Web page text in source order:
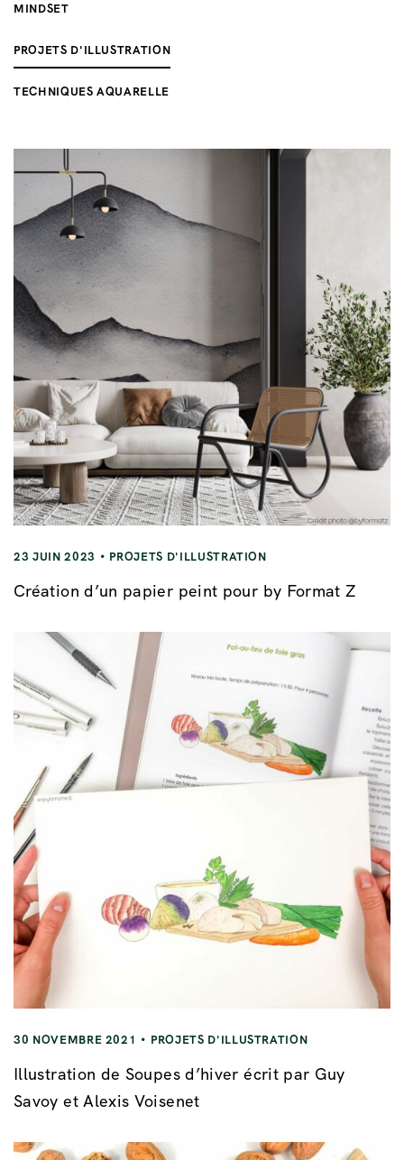
MINDSET
PROJETS D'ILLUSTRATION
TECHNIQUES AQUARELLE
23 JUIN 2023 PROJETS D'ILLUSTRATION
Création d’un papier peint pour by Format Z
30 NOVEMBRE 2021 PROJETS D'ILLUSTRATION
Illustration de Soupes d’hiver écrit par Guy
Savoy et Alexis Voisenet